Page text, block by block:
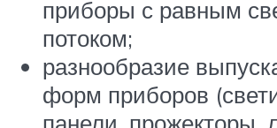
приборы с равным
потоком;
разнообразие
форм приборов